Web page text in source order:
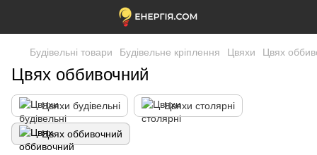
Будівельні товари Будівельне кріплення Цвяхи Цвях
Цвях оббивочний
Цвяхи будівельні Цвяхи столярні
Цвях оббивочний